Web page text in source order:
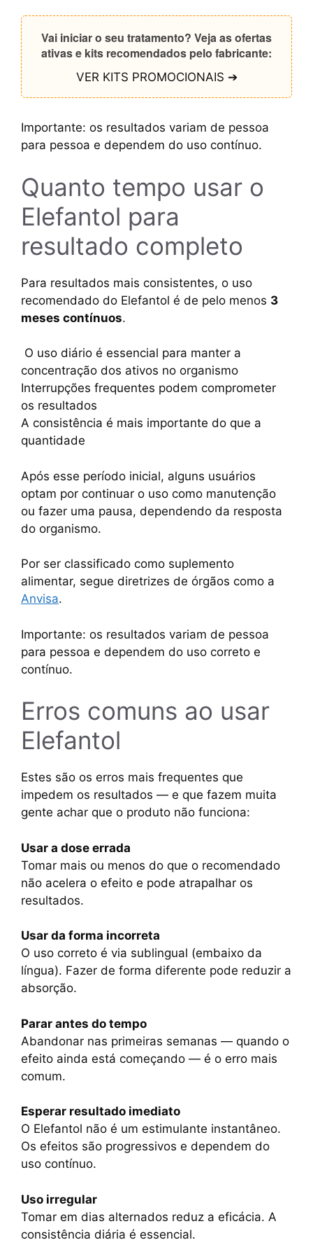
Vai iniciar o seu tratamento? Veja as ofertas
ativas e kits recomendados pelo fabricante:
VER KITS PROMOCIONAIS ➔
Importante: os resultados variam de pessoa
para pessoa e dependem do uso contínuo.
Quanto tempo usar o
Elefantol para
resultado completo
Para resultados mais consistentes, o uso
recomendado do Elefantol é de pelo menos 3
meses contínuos.
O uso diário é essencial para manter a
concentração dos ativos no organismo
Interrupções frequentes podem comprometer
os resultados
A consistência é mais importante do que a
quantidade
Após esse período inicial, alguns usuários
optam por continuar o uso como manutenção
ou fazer uma pausa, dependendo da resposta
do organismo.
Por ser classificado como suplemento
alimentar, segue diretrizes de órgãos como a
Anvisa.
Importante: os resultados variam de pessoa
para pessoa e dependem do uso correto e
contínuo.
Erros comuns ao usar
Elefantol
Estes são os erros mais frequentes que
impedem os resultados — e que fazem muita
gente achar que o produto não funciona:
Usar a dose errada
Tomar mais ou menos do que o recomendado
não acelera o efeito e pode atrapalhar os
resultados.
Usar da forma incorreta
O uso correto é via sublingual (embaixo da
língua). Fazer de forma diferente pode reduzir a
absorção.
Parar antes do tempo
Abandonar nas primeiras semanas — quando o
efeito ainda está começando — é o erro mais
comum.
Esperar resultado imediato
O Elefantol não é um estimulante instantâneo.
Os efeitos são progressivos e dependem do
uso contínuo.
Uso irregular
Tomar em dias alternados reduz a eficácia. A
consistência diária é essencial.